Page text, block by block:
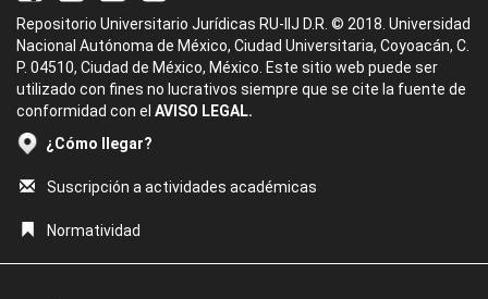
Repositorio Universitario Jurídicas RU-IIJ D.R. © 2018. Universidad
Nacional Autónoma de México, Ciudad Universitaria, Coyoacán, C.
P. 04510, Ciudad de México, México. Este sitio web puede ser
utilizado con fines no lucrativos siempre que se cite la fuente de
conformidad con el AVISO LEGAL.
¿Cómo llegar?
Suscripción a actividades académicas
Normatividad